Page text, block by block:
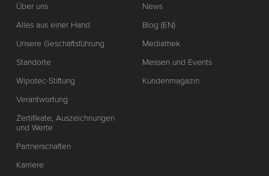
Über uns
Alles aus einer Hand
Unsere Geschäftsführung
Standorte
Wipotec-Stiftung
Verantwortung
Zertifikate, Auszeichnungen
und Werte
Partnerschaften
Karriere
News
Blog (EN)
Mediathek
Messen und Events
Kundenmagazin